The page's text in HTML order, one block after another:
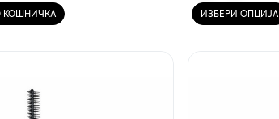
КОШНИЧКА ИЗБЕРИ ОПЦИЈА